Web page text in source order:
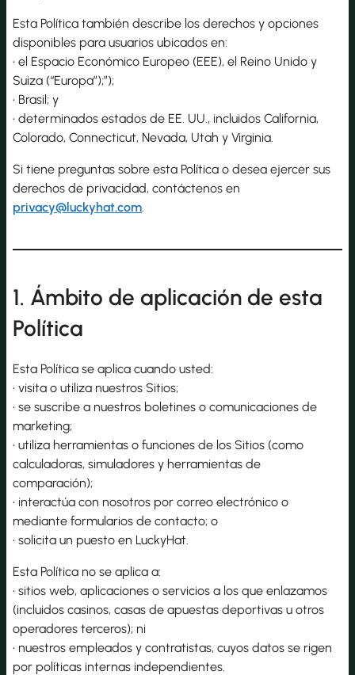
Esta Política también describe los derechos y opciones
disponibles para usuarios ubicados en:
• el Espacio Económico Europeo (EEE), el Reino Unido y
Suiza (“Europa”);”);
• Brasil; y
• determinados estados de EE. UU., incluidos California,
Colorado, Connecticut, Nevada, Utah y Virginia.
Si tiene preguntas sobre esta Política o desea ejercer sus
derechos de privacidad, contáctenos en
privacy@luckyhat.com.
1. Ámbito de aplicación de esta
Política
Esta Política se aplica cuando usted:
• visita o utiliza nuestros Sitios;
• se suscribe a nuestros boletines o comunicaciones de
marketing;
• utiliza herramientas o funciones de los Sitios (como
calculadoras, simuladores y herramientas de
comparación);
• interactúa con nosotros por correo electrónico o
mediante formularios de contacto; o
• solicita un puesto en LuckyHat.
Esta Política no se aplica a:
• sitios web, aplicaciones o servicios a los que enlazamos
(incluidos casinos, casas de apuestas deportivas u otros
operadores terceros); ni
• nuestros empleados y contratistas, cuyos datos se rigen
por políticas internas independientes.